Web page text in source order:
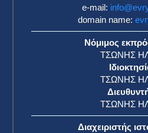
e-mail:
domain name:
Νόμιμος
ΤΣΩΝΗΣ
ΤΣΩΝΗΣ
ΤΣΩΝΗΣ
Διαχειριστής